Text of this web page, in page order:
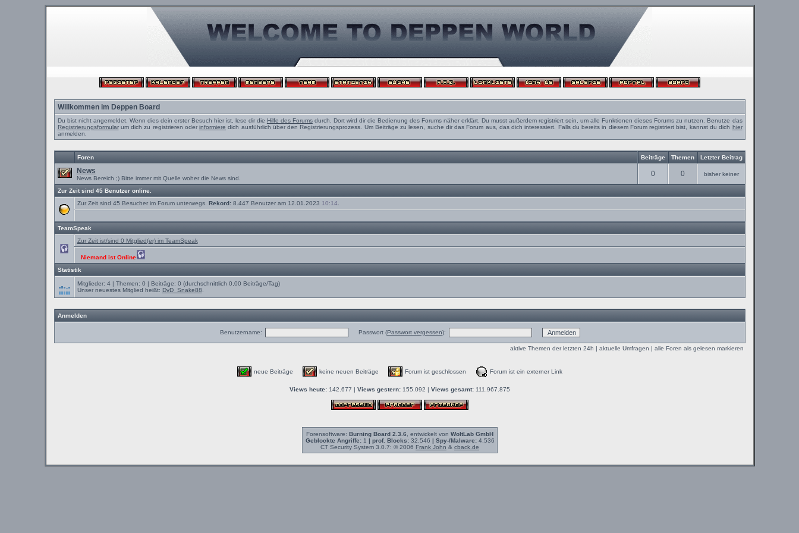
Willkommen im Deppen Board
Du bist nicht angemeldet. Wenn dies dein erster Besuch hier ist, lese dir die Hilfe des Forumsdurch. Dort wird dir die Bedienung des Forums näher erklärt. Du musst außerdem registriert sein, um alle Funktionen dieses Forums zu nutzen. Benutze das
Registrierungsformularum dich zu registrieren oderinformiere dich ausführlich über den Registrierungsprozess. Um Beiträge zu lesen, suche dir das Forum aus, das dich interessiert. Falls du bereits in diesem Forum registriert bist, kannst du dich hier
anmelden.
Foren Beiträge Themen Letzter Beitrag
News
News Bereich ;) Bitte immer mit Quelle woher die News sind.
0 0 bisher keiner
Zur Zeit sind 45 Benutzer online.
Zur Zeit sind 45 Besucher im Forum unterwegs. Rekord:8.447 Benutzer am 12.01.2023 10:14
TeamSpeak
Zur Zeit ist/sind 0 Mitglied(er) im TeamSpeak
Niemand ist Online
Statistik
Mitglieder: 4 | Themen: 0 | Beiträge: 0 (durchschnittlich 0,00 Beiträge/Tag)
Unser neuestes Mitglied heißt: DvD_Snake88
Anmelden
Benutzername: Passwort (Passwort vergessen):
aktive Themen der letzten 24h | aktuelle Umfragen | alle Foren als gelesen markieren
neue Beiträge keine neuen Beiträge Forum ist geschlossen Forum ist ein externer Link
Views heute:142.677 | Views gestern:155.092 | Views gesamt:111.967.875
Forensoftware: Burning Board 2.3.6 , entwickelt von WoltLab GmbH
Geblockte Angriffe:1 | prof. Blocks:32.546 | Spy-/Malware:4.536
CT Security System 3.0.7: © 2006 Frank John & cback.de